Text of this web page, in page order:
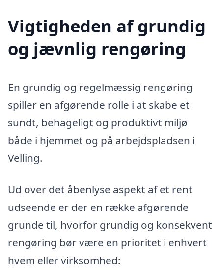
Vigtigheden af grundig
og jævnlig rengøring
En grundig og regelmæssig rengøring
spiller en afgørende rolle i at skabe et
sundt, behageligt og produktivt miljø
både i hjemmet og på arbejdspladsen i
Velling.
Ud over det åbenlyse aspekt af et rent
udseende er der en række afgørende
grunde til, hvorfor grundig og konsekvent
rengøring bør være en prioritet i enhvert
hvem eller virksomhed: